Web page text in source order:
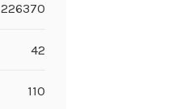
226370
42
110